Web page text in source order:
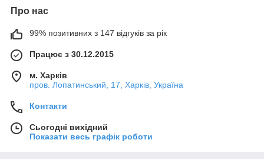
Про нас
99% позитивних з 147 відгуків за рік
Працює з 30.12.2015
м. Харків
пров. Лопатинський, 17, Харків, Україна
Контакти
Сьогодні вихідний
Показати весь графік роботи